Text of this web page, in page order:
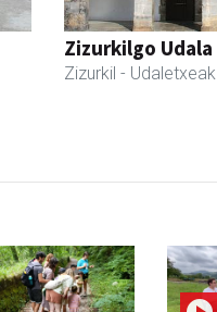
Zizurkilgo Udala
Zizurkil - Udaletxeak